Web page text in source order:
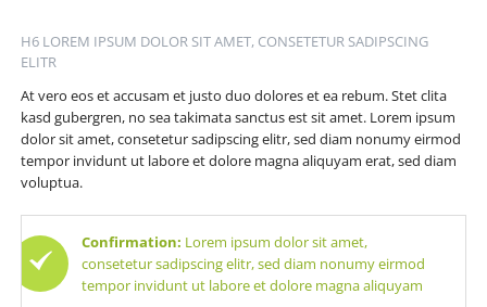
H6 LOREM IPSUM DOLOR SIT AMET, CONSETETUR SADIPSCING
ELITR
At vero eos et accusam et justo duo dolores et ea rebum. Stet clita
kasd gubergren, no sea takimata sanctus est sit amet. Lorem ipsum
dolor sit amet, consetetur sadipscing elitr, sed diam nonumy eirmod
tempor invidunt ut labore et dolore magna aliquyam erat, sed diam
voluptua.
Confirmation: Lorem ipsum dolor sit amet,
consetetur sadipscing elitr, sed diam nonumy eirmod
tempor invidunt ut labore et dolore magna aliquyam